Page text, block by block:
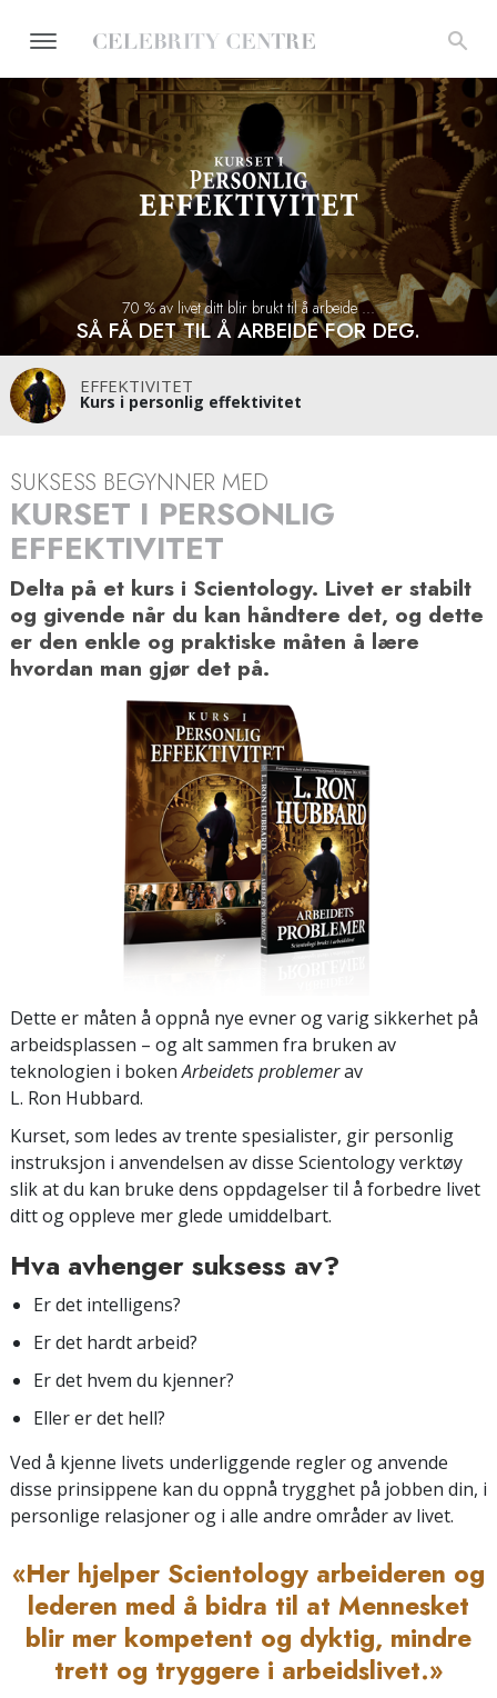
70 % av livet ditt blir brukt til å arbeide ...
SÅ FÅ DET TIL Å ARBEIDE FOR DEG.
EFFEKTIVITET
Kurs i personlig effektivitet
SUKSESS BEGYNNER MED
KURSET I PERSONLIG
EFFEKTIVITET
Delta på et kurs i Scientology. Livet er stabilt
og givende når du kan håndtere det, og dette
er den enkle og praktiske måten å lære
hvordan man gjør det på.
Dette er måten å oppnå nye evner og varig sikkerhet på
arbeidsplassen – og alt sammen fra bruken av
teknologien i bokenArbeidets problemerav
L. Ron Hubbard.
Kurset, som ledes av trente spesialister, gir personlig
instruksjon i anvendelsen av disse Scientology verktøy
slik at du kan bruke dens oppdagelser til å forbedre livet
ditt og oppleve mer glede umiddelbart.
Hva avhenger suksess av?
Er det intelligens?
Er det hardt arbeid?
Er det hvem du kjenner?
Eller er det hell?
Ved å kjenne livets underliggende regler og anvende
disse prinsippene kan du oppnå trygghet på jobben din, i
personlige relasjoner og i alle andre områder av livet.
«Her hjelper Scientology arbeideren og
lederen med å bidra til at Mennesket
blir mer kompetent og dyktig, mindre
trett og tryggere i arbeidslivet.»